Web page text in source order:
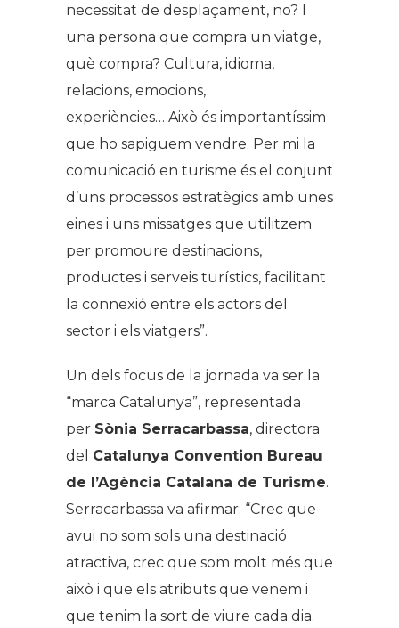
necessitat de desplaçament, no? I
una persona que compra un viatge,
què compra? Cultura, idioma,
relacions, emocions,
experiències… Això és importantíssim
que ho sapiguem vendre. Per mi la
comunicació en turisme és el conjunt
d’uns processos estratègics amb unes
eines i uns missatges que utilitzem
per promoure destinacions,
productes i serveis turístics, facilitant
la connexió entre els actors del
sector i els viatgers”.
Un dels focus de la jornada va ser la
“marca Catalunya”, representada
per Sònia Serracarbassa, directora
del Catalunya Convention Bureau
de l’Agència Catalana de Turisme.
Serracarbassa va afirmar: “Crec que
avui no som sols una destinació
atractiva, crec que som molt més que
això i que els atributs que venem i
que tenim la sort de viure cada dia.